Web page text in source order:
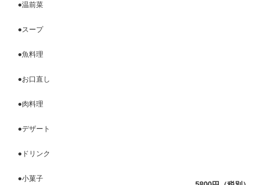
●温前菜
●スープ
●魚料理
●お口直し
●肉料理
●デザート
●ドリンク
●小菓子